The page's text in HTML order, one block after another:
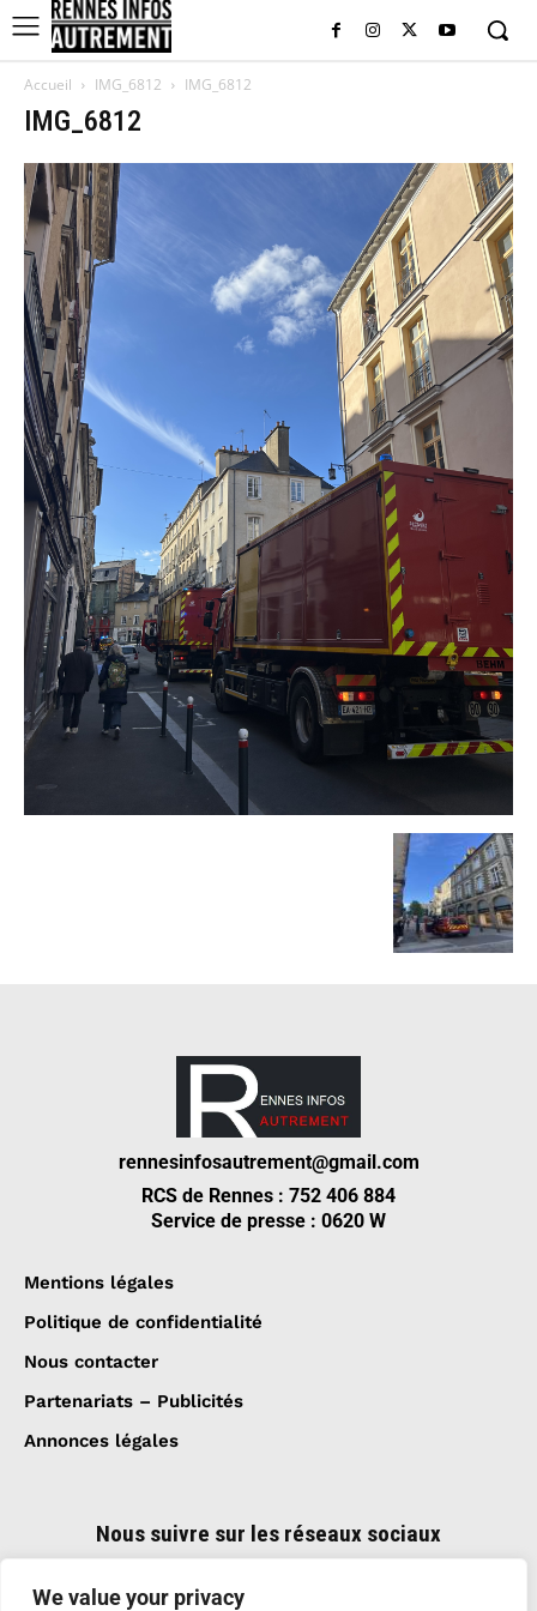
We value your privacy
Accueil IMG_6812 IMG_6812
IMG_6812
rennesinfosautrement@gmail.com
RCS de Rennes : 752 406 884
Service de presse : 0620 W
Mentions légales
Politique de confidentialité
Nous contacter
Partenariats – Publicités
Annonces légales
Nous suivre sur les réseaux sociaux